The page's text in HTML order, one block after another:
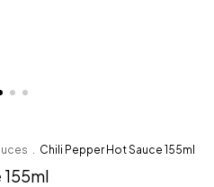
. Chili Pepper Hot Sauce 155ml